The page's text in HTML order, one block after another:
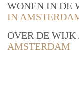
WONEN IN DE
IN
OVER DE WIJK
AMSTERDAM